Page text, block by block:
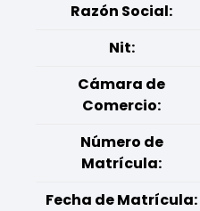
Razón Social:
Nit:
Cámara de
Comercio:
Número de
Matrícula:
Fecha de Matrícula: